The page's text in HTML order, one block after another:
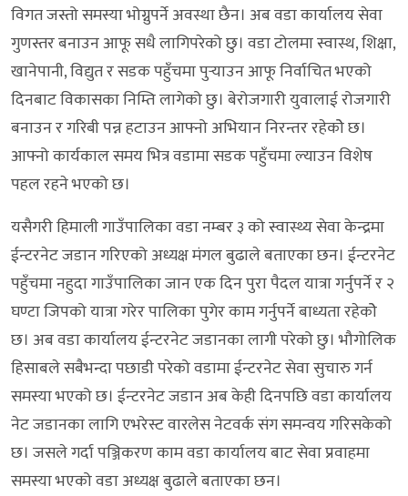
विगत जस्तो समस्या भोग्नुपर्ने अवस्था छैन। अब वडा कार्यालय सेवा
गुणस्तर बनाउन आफू सधै लागिपरेको छु। वडा टोलमा स्वास्थ, शिक्षा,
खानेपानी, विद्युत र सडक पहुँचमा पुर्‍याउन आफू निर्वाचित भएको
दिनबाट विकासका निम्ति लागेको छु। बेरोजगारी युवालाई रोजगारी
बनाउन र गरिबी पन्न हटाउन आफ्नो अभियान निरन्तर रहेकोे छ।
आफ्नो कार्यकाल समय भित्र वडामा सडक पहुँचमा ल्याउन विशेष
पहल रहने भएको छ।
यसैगरी हिमाली गाउँपालिका वडा नम्बर ३ को स्वास्थ्य सेवा केन्द्रमा
ईन्टरनेट जडान गरिएको अध्यक्ष मंगल बुढाले बताएका छन। ईन्टरनेट
पहुँचमा नहुदा गाउँपालिका जान एक दिन पुरा पैदल यात्रा गर्नुपर्ने र २
घण्टा जिपको यात्रा गरेर पालिका पुगेर काम गर्नुपर्ने बाध्यता रहेकोे
छ। अब वडा कार्यालय ईन्टरनेट जडानका लागी परेको छु। भौगोलिक
हिसाबले सबैभन्दा पछाडी परेको वडामा ईन्टरनेट सेवा सुचारु गर्न
समस्या भएको छ। ईन्टरनेट जडान अब केही दिनपछि वडा कार्यालय
नेट जडानका लागि एभरेस्ट वारलेस नेटवर्क संग समन्वय गरिसकेको
छ। जसले गर्दा पञ्जिकरण काम वडा कार्यालय बाट सेवा प्रवाहमा
समस्या भएको वडा अध्यक्ष बुढाले बताएका छन।